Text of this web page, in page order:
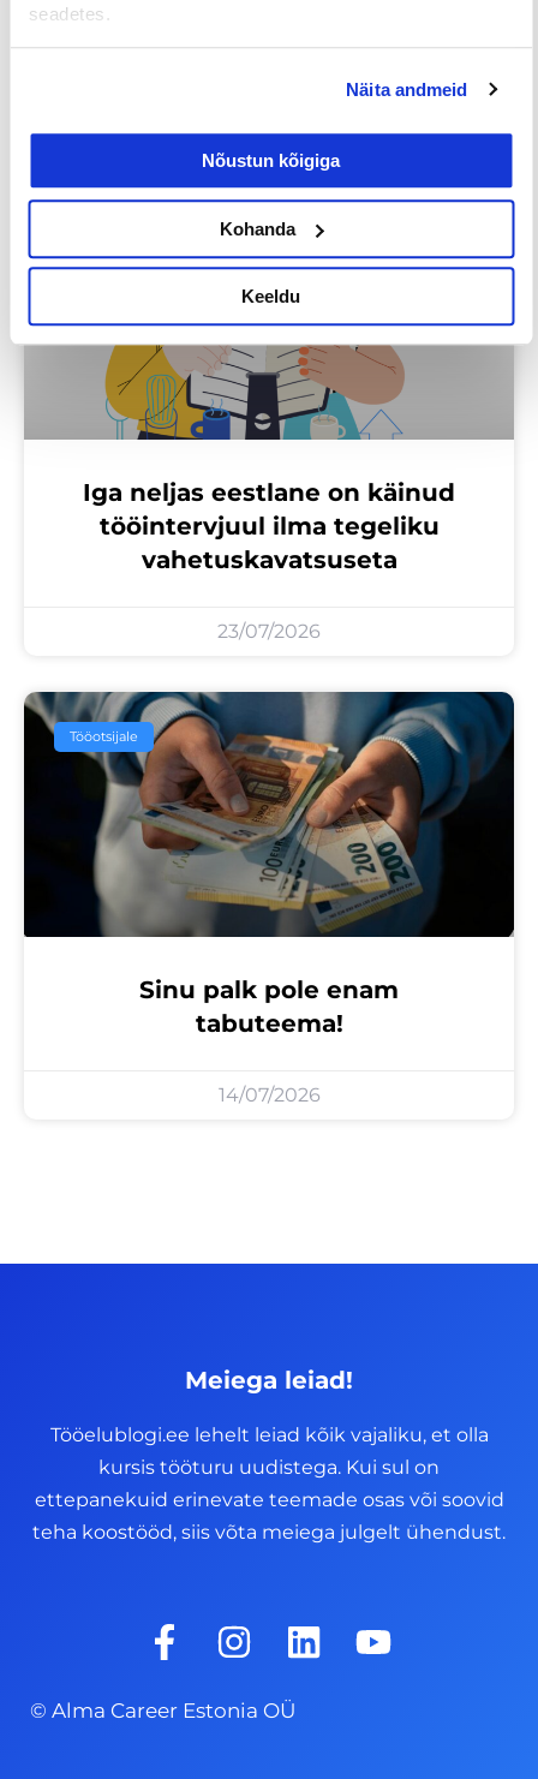
seadetes.
Näita andmeid
Nõustun kõigiga
Kohanda
Keeldu
Iga neljas eestlane on käinud
tööintervjuul ilma tegeliku
vahetuskavatsuseta
23/07/2026
Tööotsijale
Sinu palk pole enam
tabuteema!
14/07/2026
Meiega leiad!
Tööelublogi.ee lehelt leiad kõik vajaliku, et olla
kursis tööturu uudistega. Kui sul on
ettepanekuid erinevate teemade osas või soovid
teha koostööd, siis võta meiega julgelt ühendust.
F
a
c
e
I
n
s
t
L
i
Y
o
© Alma Career Estonia OÜ